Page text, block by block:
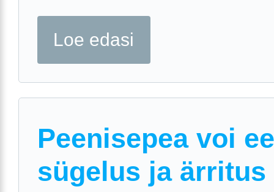
Loe edasi
Peenisepea voi
sügelus ja ärritus